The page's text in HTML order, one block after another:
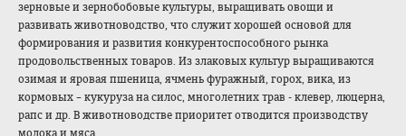
зерновые и зернобобовые культуры, выращивать овощи и
развивать животноводство, что служит хорошей основой для
формирования и развития конкурентоспособного рынка
продовольственных товаров. Из злаковых культур выращиваются
озимая и яровая пшеница, ячмень фуражный, горох, вика, из
кормовых – кукуруза на силос, многолетних трав - клевер, люцерна,
рапс и др. В животноводстве приоритет отводится производству
молока и мяса.